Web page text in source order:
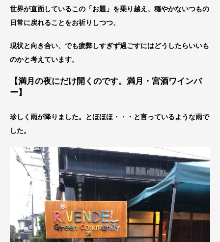
世界が直面しているこの「お題」を乗り越え、穏やかないつもの
日常に戻れることをお祈りしつつ、
現状と向き合い、でも疲弊しすぎず過ごすにはどうしたらいいも
のかと考えています。
【満月の夜にだけ開くのです。満月・宮酒ワインバ
ー】
珍しく雨が降りました。とほほほ・・・と言っているような雨で
した。